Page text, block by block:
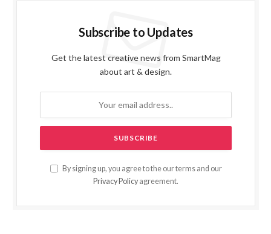
Subscribe to Updates
Get the latest creative news from SmartMag
about art & design.
By signing up, you agree to the our terms and our
Privacy Policy agreement.